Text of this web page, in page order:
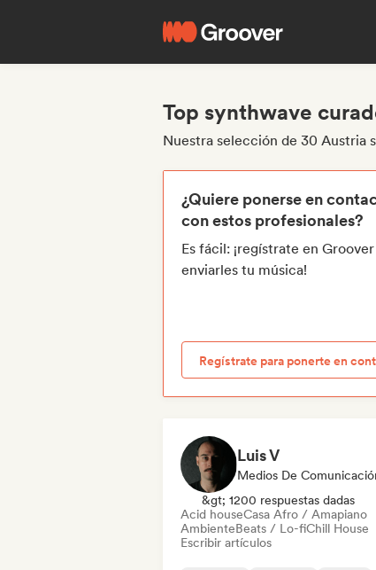
Top synthwave
Nuestra selección de 30 Austria
¿Quiere ponerse en
con estos profesionales?
Es fácil: ¡regístrate en
enviarles tu música!
Regístrate para ponerte en
Luis V
&gt; 1200 respuestas dadas
Acid houseCasa Afro / Amapiano
AmbienteBeats / Lo-fiChill House
Escribir artículos